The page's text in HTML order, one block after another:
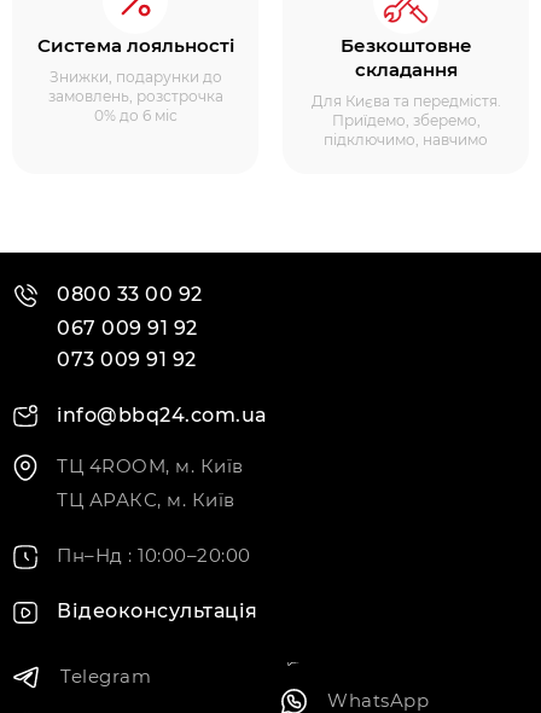
Система лояльності
Знижки, подарунки до
замовлень, розстрочка
0% до 6 міс
Безкоштовне
складання
Для Києва та передмістя.
Приїдемо, зберемо,
підключимо, навчимо
0800 33 00 92
067 009 91 92
073 009 91 92
info@bbq24.com.ua
ТЦ 4ROOM, м. Київ
ТЦ АРАКС, м. Київ
Пн–Нд : 10:00–20:00
Відеоконсультація
Telegram
WhatsApp